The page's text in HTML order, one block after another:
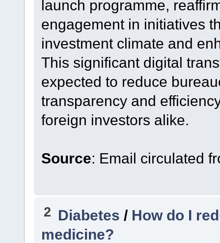
launch programme,
engagement in initiatives
investment climate and
This significant digital
expected to reduce
transparency and
foreign investors alike.
Source: Email circulated
2 Diabetes / How do I
medicine?